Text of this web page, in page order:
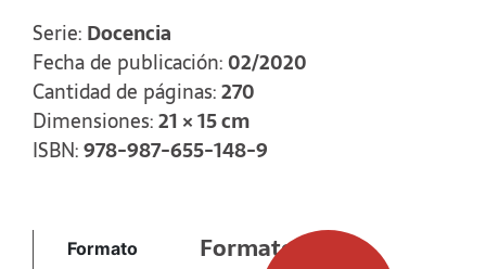
Aguas, Licenciados Químicos, Técnicos
químicos y otros.
Serie: Docencia
Fecha de publicación:02/2020
Cantidad de páginas:270
Dimensiones:21 × 15 cm
ISBN:978-987-655-148-9
Formato
Formato